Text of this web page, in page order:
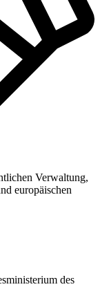
Verwaltung,
europäischen
des